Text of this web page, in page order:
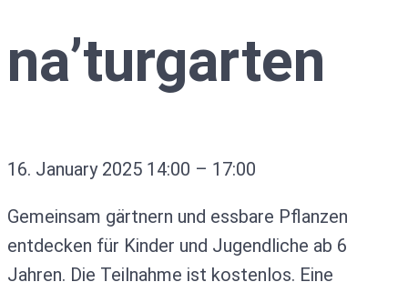
na’turgarten
16. January 2025 14:00 – 17:00
Gemeinsam gärtnern und essbare Pflanzen
entdecken für Kinder und Jugendliche ab 6
Jahren. Die Teilnahme ist kostenlos. Eine